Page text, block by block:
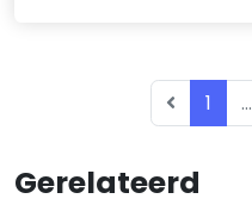
Gerelateerd
1 ...